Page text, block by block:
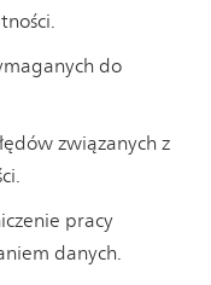
do
związanych z
pracy
danych.